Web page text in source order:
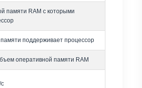
памяти RAM с которыми
поддерживает процессор
оперативной памяти RAM